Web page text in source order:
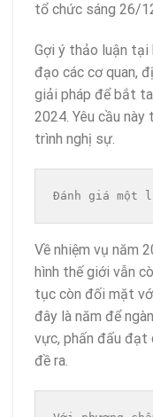
tổ chức sáng 26/
Gợi ý thảo luận tại
đạo các cơ quan,
giải pháp để bắt
2024. Yêu cầu
trình nghị sự.
Đánh giá một
Về nhiệm vụ năm
hình thế giới vẫn
tục còn đối mặt
đây là năm để
vực, phấn đấu đạt
đề ra.